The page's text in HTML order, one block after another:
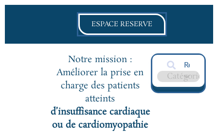
ESPACE RESERVE
Notre mission :
Améliorer la prise en
charge des patients
atteints
d’insuffisance cardiaque
ou de cardiomyopathie